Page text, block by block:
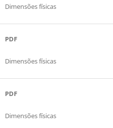
Dimensões físicas
PDF
Dimensões físicas
PDF
Dimensões físicas